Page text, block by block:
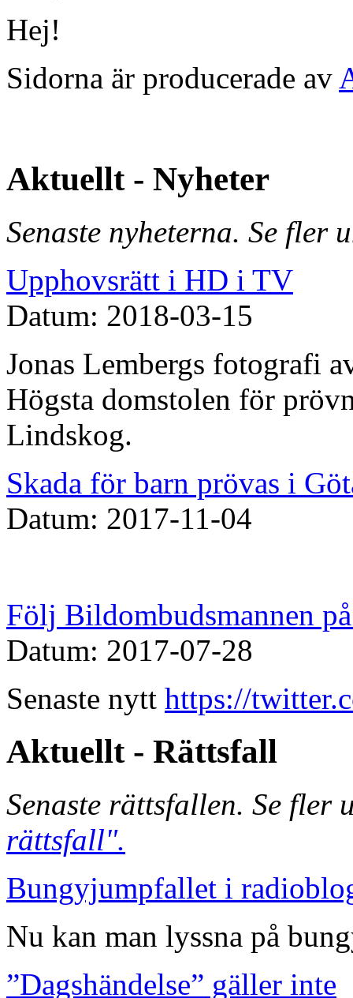
Hej!
Sidorna är producerade av
Aktuellt - Nyheter
Senaste nyheterna. Se
Upphovsrätt i HD i TV
Datum: 2018-03-15
Jonas Lembergs fotografi
Högsta domstolen för
Lindskog.
Skada för barn prövas i
Datum: 2017-11-04
Följ Bildombudsmannen
Datum: 2017-07-28
Senaste nytt https://
Aktuellt - Rättsfall
Senaste rättsfallen. Se
rättsfall".
Bungyjumpfallet i
Nu kan man lyssna på
”Dagshändelse” gäller inte